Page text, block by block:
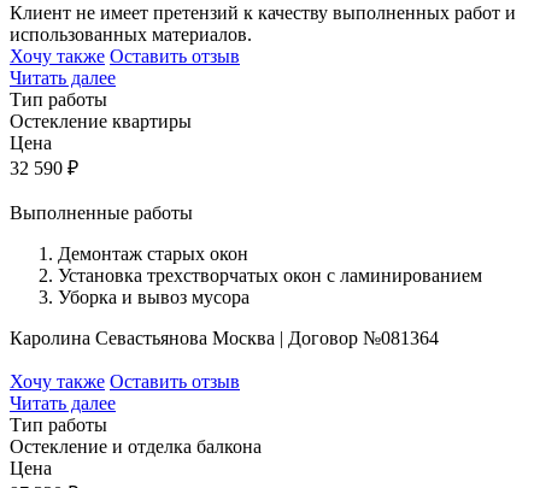
Клиент не имеет претензий к качеству выполненных работ и
использованных материалов.
Хочу также Оставить отзыв
Читать далее
Тип работы
Остекление квартиры
Цена
32 590 ₽
Выполненные работы
Демонтаж старых окон
Установка трехстворчатых окон с ламинированием
Уборка и вывоз мусора
Каролина Севастьянова Москва | Договор №081364
Хочу также Оставить отзыв
Читать далее
Тип работы
Остекление и отделка балкона
Цена